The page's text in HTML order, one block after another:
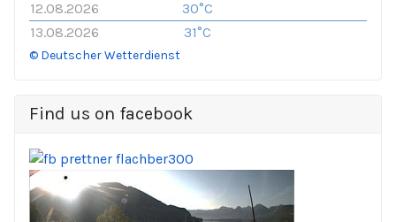
12.08.2026
30°C
13.08.2026
31°C
© Deutscher Wetterdienst
Find us on facebook